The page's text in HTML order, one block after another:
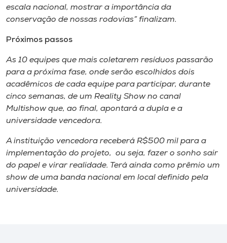
escala nacional, mostrar a importância da
conservação de nossas rodovias” finalizam.
Próximos passos
As 10 equipes que mais coletarem resíduos passarão
para a próxima fase, onde serão escolhidos dois
acadêmicos de cada equipe para participar, durante
cinco semanas, de um Reality Show no canal
Multishow que, ao final, apontará a dupla e a
universidade vencedora.
A instituição vencedora receberá R$500 mil para a
implementação do projeto, ou seja, fazer o sonho sair
do papel e virar realidade. Terá ainda como prêmio um
show de uma banda nacional em local definido pela
universidade.